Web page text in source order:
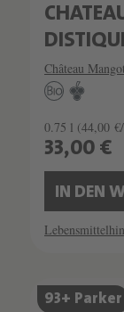
Château Mangot
0.75 l (44,00
33,00 €
IN DEN
93+ Parker